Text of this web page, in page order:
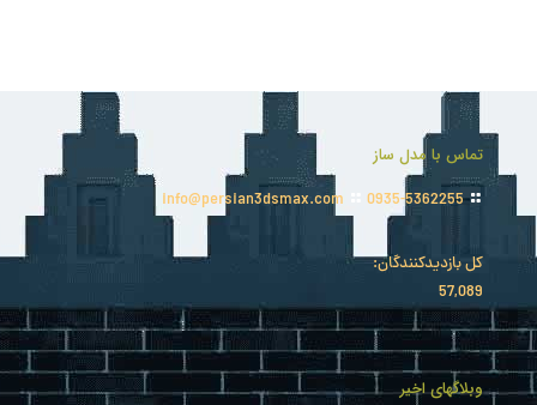
تماس با مدل ساز
0935-5362255
کل بازدیدکنند‌گان:
57,089
وبلاگهای اخیر